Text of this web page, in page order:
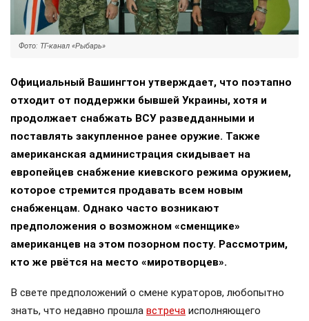
Фото: ТГ-канал «Рыбарь»
Официальный Вашингтон утверждает, что поэтапно
отходит от поддержки бывшей Украины, хотя и
продолжает снабжать ВСУ разведданными и
поставлять закупленное ранее оружие. Также
американская администрация скидывает на
европейцев снабжение киевского режима оружием,
которое стремится продавать всем новым
снабженцам. Однако часто возникают
предположения о возможном «сменщике»
американцев на этом позорном посту. Рассмотрим,
кто же рвётся на место «миротворцев».
В свете предположений о смене кураторов, любопытно
знать, что недавно прошла встреча исполняющего